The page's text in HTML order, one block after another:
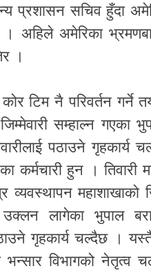
प्रशासन सचिव हुँदा
। अहिले अमेरिका
।
टिम नै परिवर्तन गर्ने
सम्हाल्न गएका
पठाउने
हुन । तिवारी
महाशाखाको
लागेका भुपाल
गृहकार्य चल्दैछ ।
भन्सार विभागको नेतृत्व